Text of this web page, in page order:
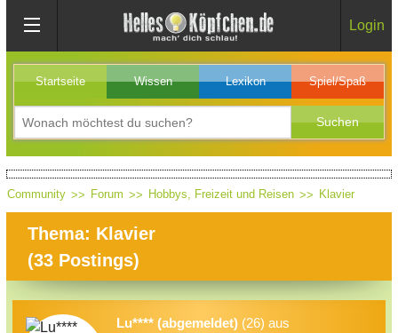
Login
Startseite Wissen Lexikon Spiel/Spaß
Community Forum Hobbys, Freizeit und Reisen Klavier
Thema: Klavier
(33 Postings)
Lu**** (abgemeldet) (26) aus